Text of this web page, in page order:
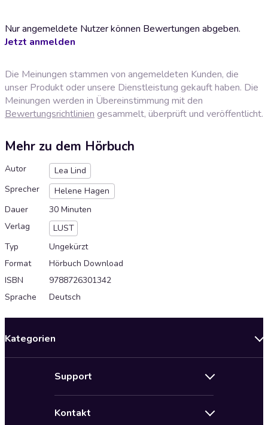
Nur angemeldete Nutzer können Bewertungen abgeben.
Jetzt anmelden
Die Meinungen stammen von angemeldeten Kunden, die
unser Produkt oder unsere Dienstleistung gekauft haben. Die
Meinungen werden in Übereinstimmung mit den
Bewertungsrichtlinien gesammelt, überprüft und veröffentlicht.
Mehr zu dem Hörbuch
Autor
Lea Lind
Sprecher
Helene Hagen
Dauer
30 Minuten
Verlag
LUST
Typ
Ungekürzt
Format
Hörbuch Download
ISBN
9788726301342
Sprache
Deutsch
Kategorien
Support
Kontakt